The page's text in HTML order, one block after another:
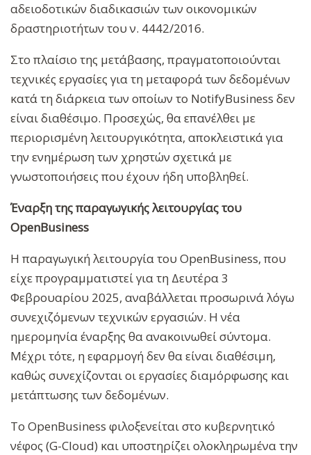
αδειοδοτικών διαδικασιών των οικονομικών
δραστηριοτήτων του ν. 4442/2016.
Στο πλαίσιο της μετάβασης, πραγματοποιούνται
τεχνικές εργασίες για τη μεταφορά των δεδομένων
κατά τη διάρκεια των οποίων το NotifyBusiness δεν
είναι διαθέσιμο. Προσεχώς, θα επανέλθει με
περιορισμένη λειτουργικότητα, αποκλειστικά για
την ενημέρωση των χρηστών σχετικά με
γνωστοποιήσεις που έχουν ήδη υποβληθεί.
Έναρξη της παραγωγικής λειτουργίας του
OpenBusiness
Η παραγωγική λειτουργία του OpenBusiness, που
είχε προγραμματιστεί για τη Δευτέρα 3
Φεβρουαρίου 2025, αναβάλλεται προσωρινά λόγω
συνεχιζόμενων τεχνικών εργασιών. Η νέα
ημερομηνία έναρξης θα ανακοινωθεί σύντομα.
Μέχρι τότε, η εφαρμογή δεν θα είναι διαθέσιμη,
καθώς συνεχίζονται οι εργασίες διαμόρφωσης και
μετάπτωσης των δεδομένων.
Το OpenBusiness φιλοξενείται στο κυβερνητικό
νέφος (G-Cloud) και υποστηρίζει ολοκληρωμένα την